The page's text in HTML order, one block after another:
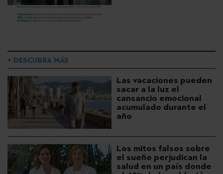
+ DESCUBRA MÁS
Las vacaciones pueden
sacar a la luz el
cansancio emocional
acumulado durante el
año
Los mitos falsos sobre
el sueño perjudican la
salud en un país donde